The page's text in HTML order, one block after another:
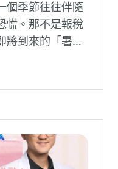
個季節往往伴隨
慌。那不是報稅
將到來的「暑
勞的照顧責
之內。對許多父